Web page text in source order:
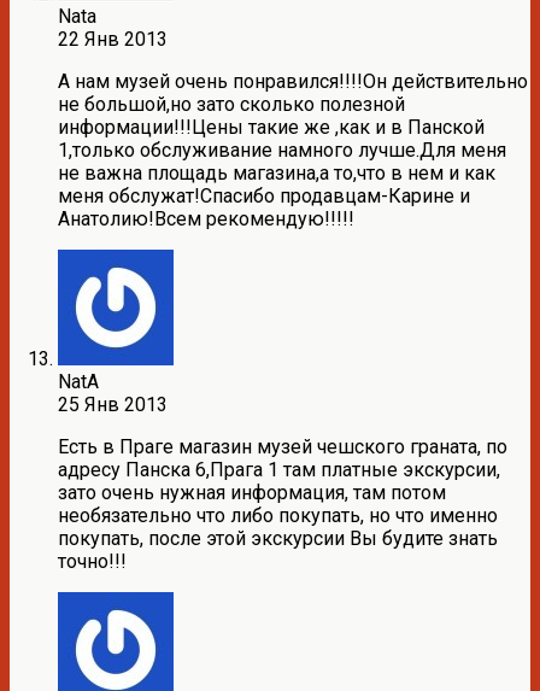
Nata
22 Янв 2013
А нам музей очень понравился!!!!Он действительно
не большой,но зато сколько полезной
информации!!!Цены такие же ,как и в Панской
1,только обслуживание намного лучше.Для меня
не важна площадь магазина,а то,что в нем и как
меня обслужат!Спасибо продавцам-Карине и
Анатолию!Всем рекомендую!!!!!
NatA
25 Янв 2013
Есть в Праге магазин музей чешского граната, по
адресу Панска 6,Прага 1 там платные экскурсии,
зато очень нужная информация, там потом
необязательно что либо покупать, но что именно
покупать, после этой экскурсии Вы будите знать
точно!!!